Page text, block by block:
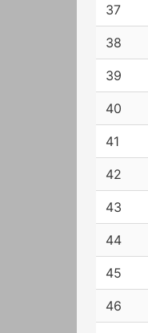
37
38
39
40
41
42
43
44
45
46